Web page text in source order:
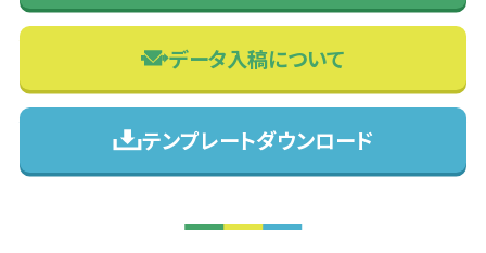
データ入稿について
テンプレートダウンロード